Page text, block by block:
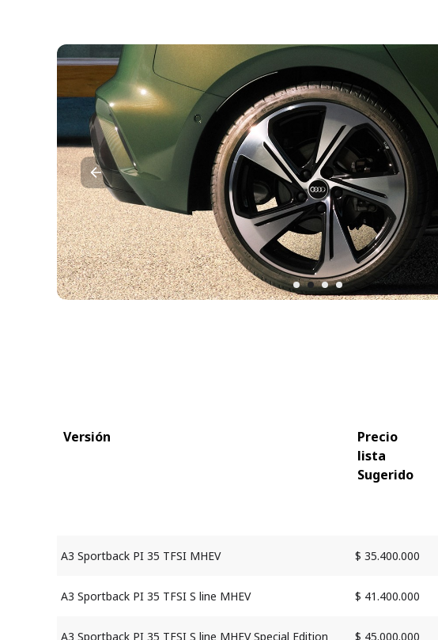
Versión
Precio
lista
Sugerido
A3 Sportback PI 35 TFSI MHEV $ 35.400.000
A3 Sportback PI 35 TFSI S line MHEV $ 41.400.000
A3 Sportback PI 35 TFSI S line MHEV Special Edition $ 45.000.000